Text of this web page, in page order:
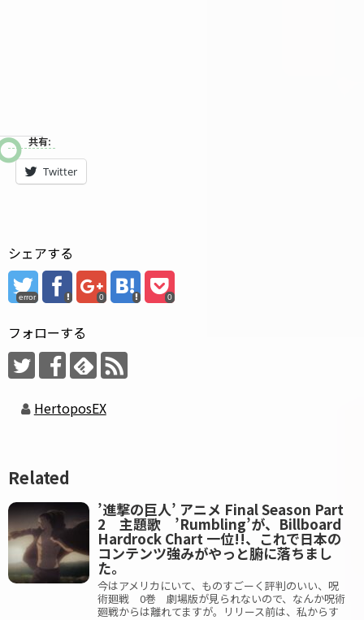
共有:
Twitter
シェアする
error 0 0
フォローする
HertoposEX
Related
’進撃の巨人’ アニメ Final Season Part
2 主題歌 ’Rumbling’が、Billboard
Hardrock Chart 一位!!、これで日本の
コンテンツ強みがやっと腑に落ちまし
た。
今はアメリカにいて、ものすごーく評判のいい、呪
術廻戦 0巻 劇場版が見られないので、なんか呪術
廻戦からは離れてますが。リリース前は、私からす